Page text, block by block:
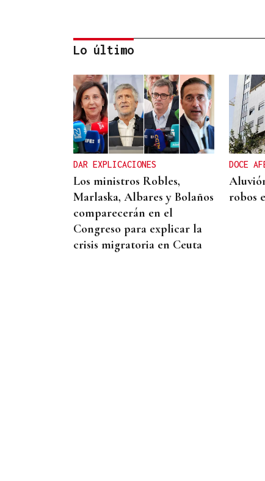
+ DEPORTE
Allariz se mueve a ritmo de
zumba
Lo último
DAR EXPLICACIONES
Los ministros Robles,
Marlaska, Albares y Bolaños
comparecerán en el
Congreso para explicar la
crisis migratoria en Ceuta
DOCE
robos